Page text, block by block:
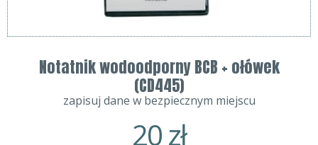
Notatnik wodoodporny BCB + ołówek
(CD445)
zapisuj dane w bezpiecznym miejscu
20zł